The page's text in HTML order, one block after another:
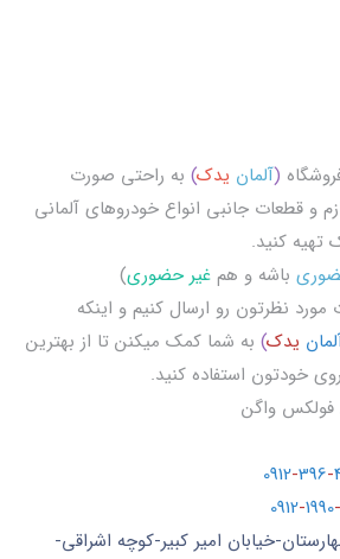
(آلمان یدک) به راحتی صورت
و قطعات جانبی انواع خودروهای آلمانی
تهیه کنید.
باشه و هم غیر حضوری)
مورد نظرتون رو ارسال کنیم و اینکه
یدک) به شما کمک میکنن تا از بهترین
خودتون استفاده کنید.
0912-396-
0912-1990-
خیابان امیر کبیر-کوچه اشراقی-